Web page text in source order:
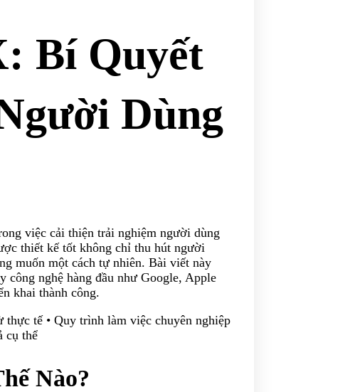
Bí Quyết
Dùng
việc cải thiện trải nghiệm người dùng
thiết kế tốt không chỉ thu hút người
muốn một cách tự nhiên. Bài viết này
công nghệ hàng đầu như Google, Apple
khai thành công.
tế • Quy trình làm việc chuyên nghiệp
cụ thể
Nào?